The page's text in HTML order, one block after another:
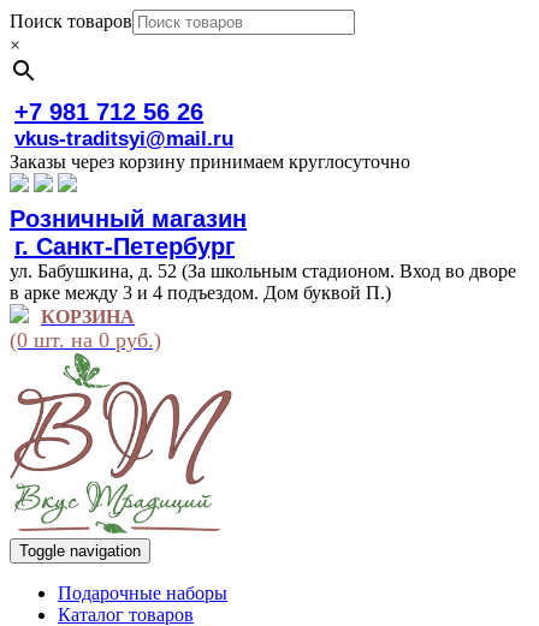
Поиск товаров
×
+7 981 712 56 26
vkus-traditsyi@mail.ru
Заказы через корзину принимаем круглосуточно
Розничный магазин
г. Санкт-Петербург
ул. Бабушкина, д. 52 (За школьным стадионом. Вход во дворе
в арке между 3 и 4 подъездом. Дом буквой П.)
КОРЗИНА
(0 шт. на 0 руб.)
Toggle navigation
Подарочные наборы
Каталог товаров